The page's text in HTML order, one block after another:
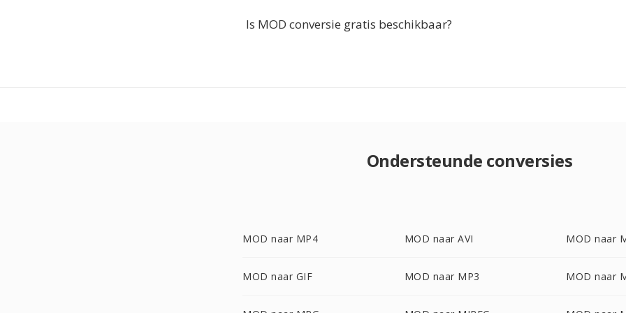
Is MOD conversie gratis beschikbaar?
Ondersteunde conversies
MOD naar MP4 MOD naar AVI MOD naar
MOD naar GIF MOD naar MP3 MOD naar